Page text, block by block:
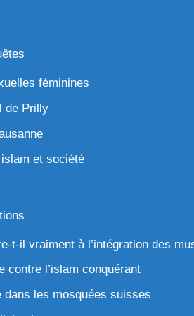
féminines
de Prilly
et société
t-il vraiment à l’intégration des
contre l’islam conquérant
dans les mosquées suisses